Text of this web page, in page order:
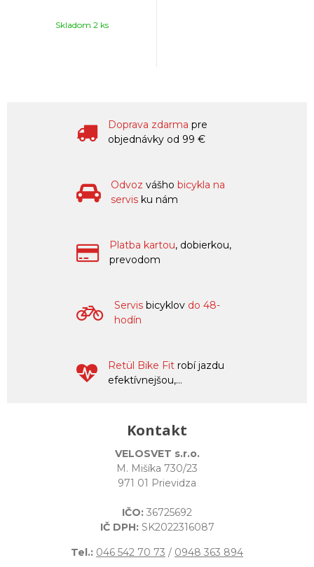
Skladom 2 ks
Doprava zdarma pre
objednávky od 99 €
Odvoz vášho bicykla na
servis ku nám
Platba kartou, dobierkou,
prevodom
Servis bicyklov do 48-
hodín
Retül Bike Fit robí jazdu
efektívnejšou,...
Kontakt
VELOSVET s.r.o.
M. Mišíka 730/23
971 01 Prievidza
IČO: 36725692
IČ DPH: SK2022316087
Tel.: 046 542 70 73 / 0948 363 894